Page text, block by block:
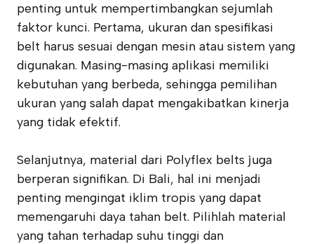
penting untuk mempertimbangkan sejumlah
faktor kunci. Pertama, ukuran dan spesifikasi
belt harus sesuai dengan mesin atau sistem yang
digunakan. Masing-masing aplikasi memiliki
kebutuhan yang berbeda, sehingga pemilihan
ukuran yang salah dapat mengakibatkan kinerja
yang tidak efektif.
Selanjutnya, material dari Polyflex belts juga
berperan signifikan. Di Bali, hal ini menjadi
penting mengingat iklim tropis yang dapat
memengaruhi daya tahan belt. Pilihlah material
yang tahan terhadap suhu tinggi dan